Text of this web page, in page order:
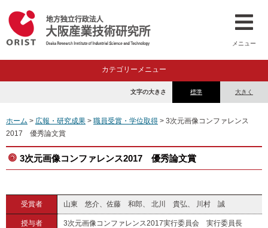
メニュー
カテゴリーメニュー
標準 大きく
文字の大きさ
ホーム > 広報・研究成果 > 職員受賞・学位取得 > 3次元画像コンファレンス
2017 優秀論文賞
3次元画像コンファレンス2017 優秀論文賞
受賞者 山東 悠介、佐藤 和郎、 北川 貴弘、 川村 誠
授与者 3次元画像コンファレンス2017実行委員会 実行委員長